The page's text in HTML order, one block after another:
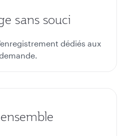
sans souci
dédiés aux